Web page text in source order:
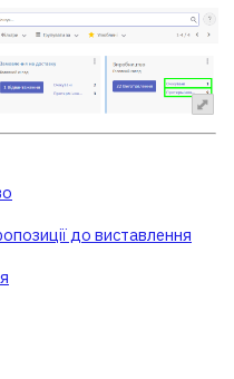
до виставлення